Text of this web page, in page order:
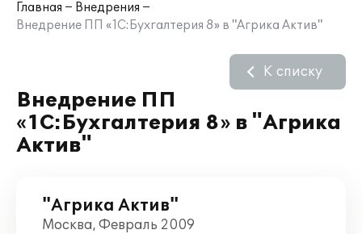
Главная
Внедрения
Внедрение ПП «1С:Бухгалтерия 8» в "Агрика Актив"
Внедрение ПП
«1С:Бухгалтерия 8» в "Агрика
Актив"
К списку
"Агрика Актив"
Москва, Февраль 2009